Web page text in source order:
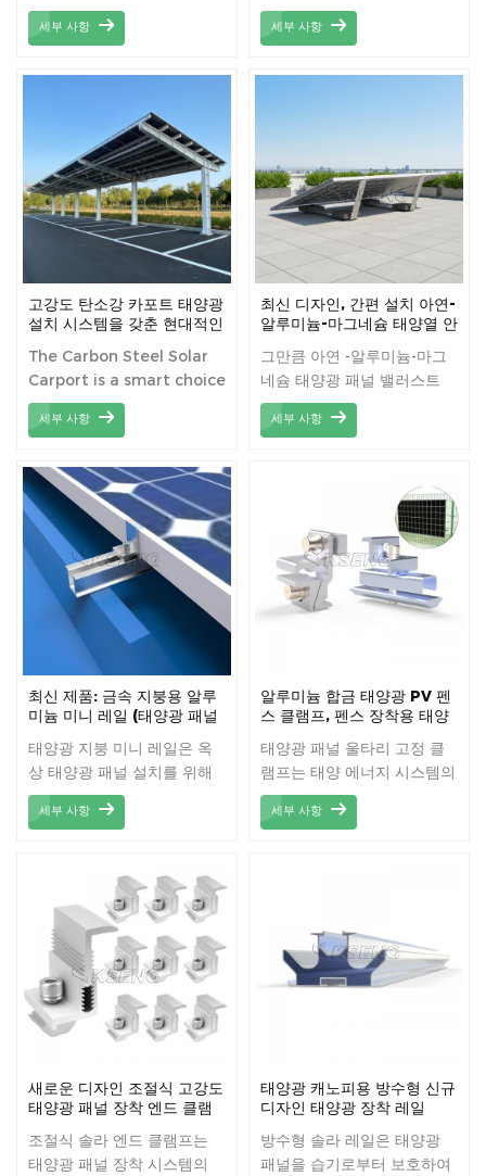
수 구성 요소로, 태양광 패널
을 안전하고 효율적으로 고정
성이 뛰어난 이 레일은 일반
적으로 고품질 알루미늄으로
제작되어 장기간 사용 가능하
며 부식 및 기상 조건에 대한
저항력이 뛰어납니다. 또한
가벼운 구조 덕분에 설치 과
정이 간소화되어 작업 시간과
비용을 절감할 수 있습니다.
세부 사항
결합한 혁신적이고 실용적인
솔루션입니다. 고품질 탄소강
패널을 효과적으로 지지하여
에너지 생산량을 극대화하는
동시에 차량을 안전하게 보호
합니다. 모던한 디자인은 주
거 공간과 상업 공간의 전체
적인 미관을 향상시켜 지속
가능한 에너지 솔루션을 일상
생활에 접목하고자 하는 분들
에게 이상적인 선택입니다.
설치 및 유지 관리가 간편한
이 카포트는 기능성과 지속
가능성을 완벽하게 조화시킨
세부 사항
고강도 탄소강 카포트 태양광
설치 시스템을 갖춘 현대적인
The Carbon Steel Solar
Carport is a smart choice
for those seeking a
durable and efficient
Engineered with high-
quality carbon steel, it
provides a robust
structure that ensures
long-term stability and
resistance to corrosion.
This innovative carport
not only offers reliable
protection for your
vehicles but also
integrates solar panels
seamlessly, allowing you
to capture solar energy
effectively. With low
maintenance
requirements and a long
Steel Solar Carport is
not only a practical
investment but also a
sustainable one,
contributing to a
greener future.
세부 사항
최신 디자인, 간편 설치 아연-
알루미늄-마그네슘 태양열 안
그만큼 아연 -알루미늄-마그
네슘 태양광 패널 밸러스트
마운트는 내구성이 뛰어나고
효율적인 태양광 패널 고정
작되어 부식 및 기후 변화에
대한 저항력이 탁월하며, 오
랜 기간 안정적인 성능을 보
장합니다. 이 밸러스트 마운
트는 설치가 간편하고 지붕을
뚫을 필요가 없으며, 태양광
양광 발전 시스템 모두에 적
합한 신뢰할 수 있는 선택입
니다.
세부 사항
최신 제품: 금속 지붕용 알루
미늄 미니 레일 (태양광 패널
태양광 지붕 미니 레일은 옥
상 태양광 패널 설치를 위해
특별히 설계된 소형 고효율
마운팅 솔루션입니다. 고품질
하는 동시에 가볍고 설치가
간편합니다.
세부 사항
알루미늄 합금 태양광 PV 펜
스 클램프, 펜스 장착용 태양
태양광 패널 울타리 고정 클
램프는 태양 에너지 시스템의
필수 구성 요소로, 태양광 패
널을 울타리 구조물에 안전하
데 중요한 역할을 합니다.
세부 사항
새로운 디자인 조절식 고강도
태양광 패널 장착 엔드 클램
조절식 솔라 엔드 클램프는
태양광 패널 장착 시스템의
태양광 캐노피용 방수형 신규
디자인 태양광 장착 레일
방수형 솔라 레일은 태양광
패널을 습기로부터 보호하여